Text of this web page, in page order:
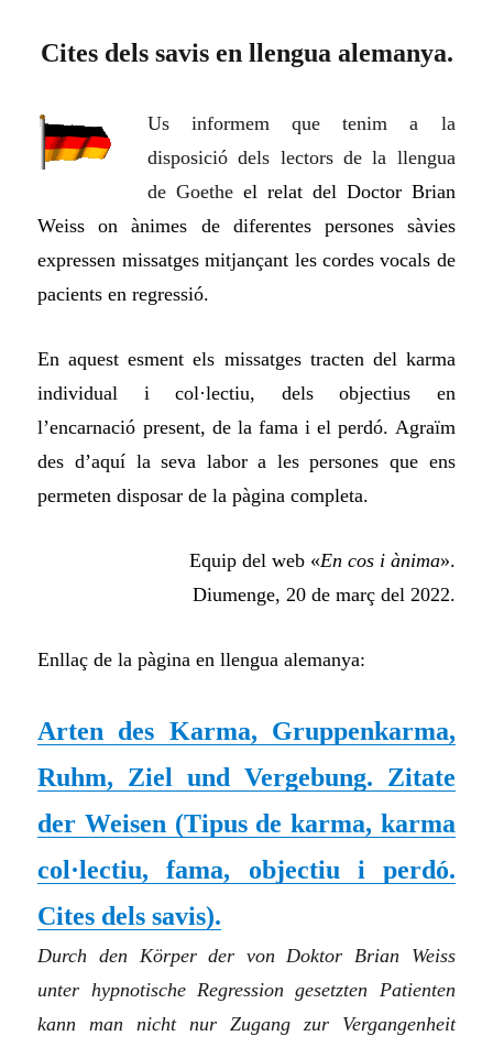
Cites dels savis en llengua alemanya.
Us informem que tenim a la
disposició dels lectors de la llengua
de Goethe el relat del Doctor Brian
Weiss on ànimes de diferentes persones sàvies
expressen missatges mitjançant les cordes vocals de
pacients en regressió.
En aquestesment els missatges tracten del karma
individual i col·lectiu, dels objectius en
l’encarnació present, de la fama i el perdó. Agraïm
des d’aquí la seva labor a les persones que ens
permeten disposar de la pàgina completa.
Equip del web «En cos i ànima».
Diumenge, 20 de març del 2022.
Enllaç de la pàgina en llengua alemanya:
Arten des Karma, Gruppenkarma,
Ruhm, Ziel und Vergebung. Zitate
der Weisen (Tipus de karma, karma
col·lectiu, fama, objectiu i perdó.
Cites dels savis).
Durch den Körper der von Doktor Brian Weiss
unter hypnotische Regression gesetzten Patienten
kann man nicht nur Zugang zur Vergangenheit